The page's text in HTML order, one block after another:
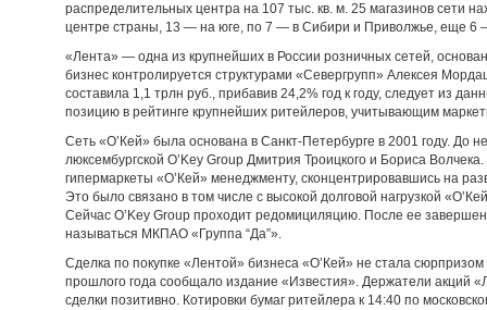
распределительных центра на 107 тыс. кв. м. 25 магазинов сети
центре страны, 13 — на юге, по 7 — в Сибири и Приволжье, еще 6
«Лента» — одна из крупнейших в России розничных сетей,
бизнес контролируется структурами «Севергрупп» Алексея
составила 1,1 трлн руб., прибавив 24,2% год к году, следует из
позицию в рейтинге крупнейших ритейлеров, учитывающим
Сеть «О’Кей» была основана в Санкт-Петербурге в 2001 году. До
люксембургской O’Key Group Дмитрия Троицкого и Бориса
гипермаркеты «О’Кей» менеджменту, сконцентрировавшись на
Это было связано в том числе с высокой долговой нагрузкой
Сейчас O’Key Group проходит редомициляцию. После ее
называться МКПАО «Группа “Да”».
Сделка по покупке «Лентой» бизнеса «О’Кей» не стала сюрпризом
прошлого года сообщало издание «Известия». Держатели акций
сделки позитивно. Котировки бумаг ритейлера к 14:40 по